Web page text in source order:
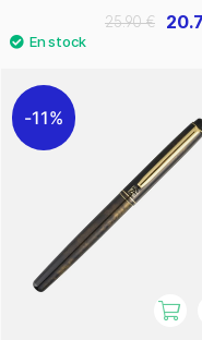
25.90 €
11%